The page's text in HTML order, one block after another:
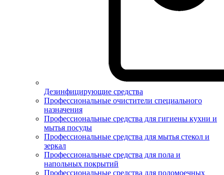
Дезинфицирующие средства
Профессиональные очистители специального
назначения
Профессиональные средства для гигиены кухни и
мытья посуды
Профессиональные средства для мытья стекол и
зеркал
Профессиональные средства для пола и
напольных покрытий
Профессиональные средства для поломоечных